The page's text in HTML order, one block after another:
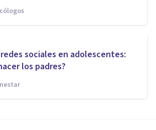
sociales en adolescentes:
los padres?